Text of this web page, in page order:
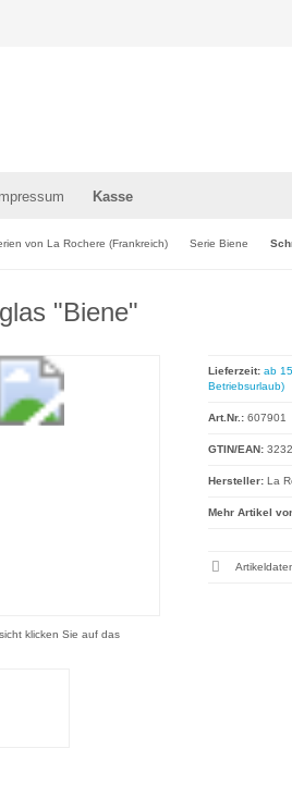
Impressum Kasse
von La Rochere (Frankreich) Serie Biene
"Biene"
klicken Sie auf das
Lieferzeit: ab
Betriebsurlaub)
Art.Nr.: 607901
GTIN/EAN:
Hersteller: La
Mehr Artikel